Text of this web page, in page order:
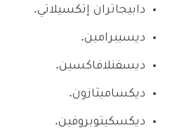
دابيجاتران إتكسيلاتي.
ديسيبرامين.
ديسفنلافاكسين.
ديكساميثازون.
ديكسكيتوبروفين.